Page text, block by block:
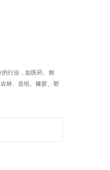
行业，如医药、粮
林、造纸、橡胶、塑